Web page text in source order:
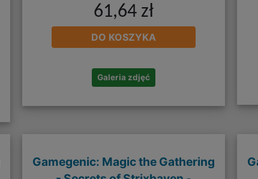
61,64 zł
DO KOSZYKA
Galeria zdjęć
Gamegenic: Magic the Gathering